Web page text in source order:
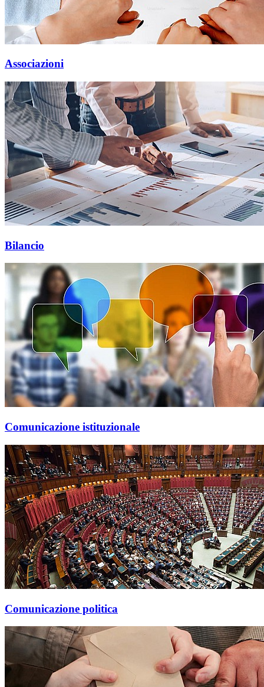
Associazioni
Bilancio
Comunicazione istituzionale
Comunicazione politica